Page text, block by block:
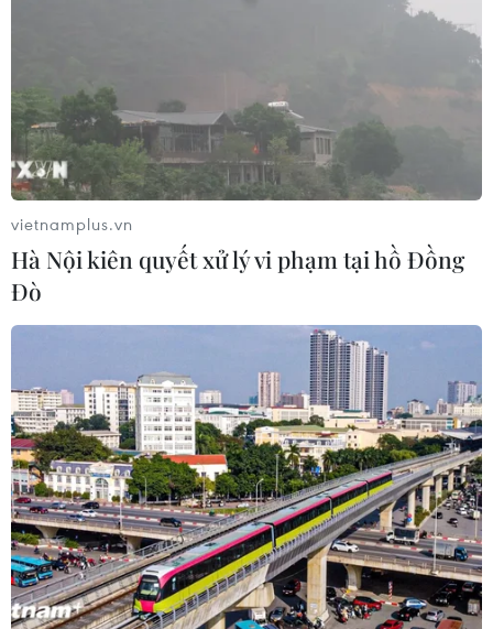
Thương mại Nga-Trung Quốc có thể đạt
170 tỷ USD trong năm 2022
28/07/2022 23:47
Theo Bộ trưởng Phát triển Kinh tế Nga, kim ngạch
thương mại song phương giữa Nga và Trung Quốc có
thể đạt "cột mốc mới" là 165-170 tỷ USD trong năm nay.
vietnamplus.vn
Hà Nội kiên quyết xử lý vi phạm tại hồ Đồng
Đò